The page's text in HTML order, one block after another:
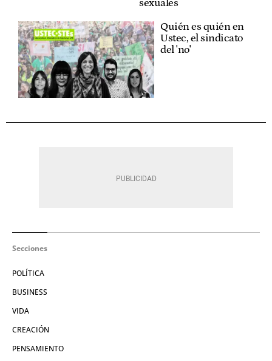
sexuales
Quién es quién en
Ustec, el sindicato
del 'no'
Secciones
POLÍTICA
BUSINESS
VIDA
CREACIÓN
PENSAMIENTO